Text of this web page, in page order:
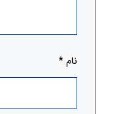
نام *